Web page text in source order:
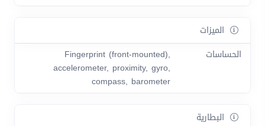
الميزات
الحساسات
Fingerprint (front-mounted),
accelerometer, proximity, gyro,
compass, barometer
البطارية